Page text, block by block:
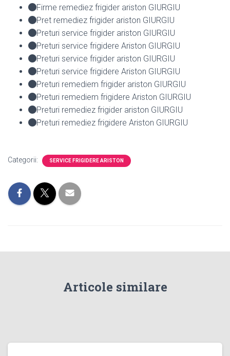
Firme remediez frigider ariston GIURGIU
Pret remediez frigider ariston GIURGIU
Preturi service frigider ariston GIURGIU
Preturi service frigidere Ariston GIURGIU
Preturi service frigider ariston GIURGIU
Preturi service frigidere Ariston GIURGIU
Preturi remediem frigider ariston GIURGIU
Preturi remediem frigidere Ariston GIURGIU
Preturi remediez frigider ariston GIURGIU
Preturi remediez frigidere Ariston GIURGIU
Categorii: SERVICE FRIGIDERE ARISTON
Articole similare